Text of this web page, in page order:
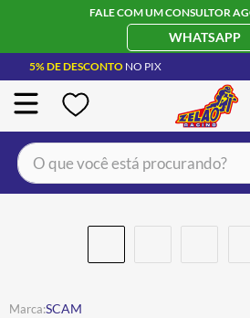
FALE COM UM CONSULTOR
WHATSAPP
5% DE DESCONTO NO PIX
O que você está procurando?
SCAM
CAPACETE LS2
BOTA